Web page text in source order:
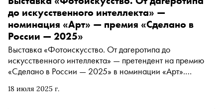
18 июля 2025 г.
до искусственного интеллекта» —
номинация «Арт» — премия «Сделано в
России — 2025»
Выставка «Фотоискусство. От дагеротипа до
искусственного интеллекта» — претендент на премию
«Сделано в России — 2025» в номинации «Арт».